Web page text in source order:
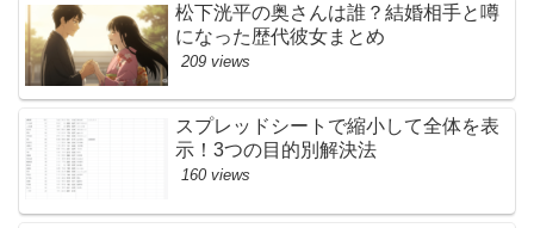
松下洸平の奥さんは誰？結婚相手と噂
になった歴代彼女まとめ
209 views
スプレッドシートで縮小して全体を表
示！3つの目的別解決法
160 views